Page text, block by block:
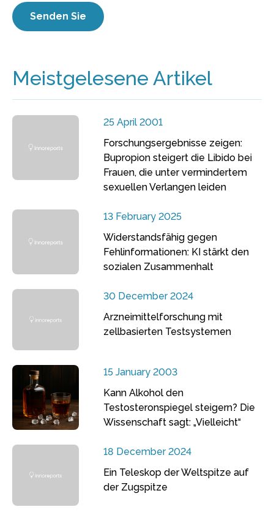
Meistgelesene Artikel
25 April 2001
Forschungsergebnisse zeigen:
Bupropion steigert die Libido bei
Frauen, die unter vermindertem
sexuellen Verlangen leiden
13 February 2025
Widerstandsfähig gegen
Fehlinformationen: KI stärkt den
sozialen Zusammenhalt
30 December 2024
Arzneimittelforschung mit
zellbasierten Testsystemen
15 January 2003
Kann Alkohol den
Testosteronspiegel steigern? Die
Wissenschaft sagt: „Vielleicht“
18 December 2024
Ein Teleskop der Weltspitze auf
der Zugspitze